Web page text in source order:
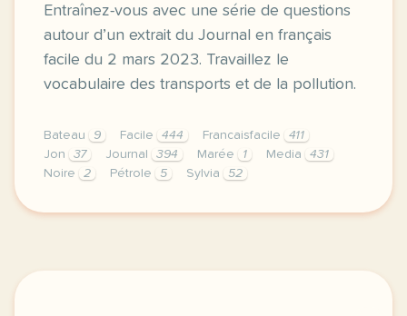
Entraînez-vous avec une série de questions
autour d’un extrait du Journal en français
facile du 2 mars 2023. Travaillez le
vocabulaire des transports et de la pollution.
Bateau 9 Facile 444 Francaisfacile
411
Jon
37 Journal 394 Marée 1 Media
431
Noire
2 Pétrole 5 Sylvia 52
exercice a2 pollution maree noire aux